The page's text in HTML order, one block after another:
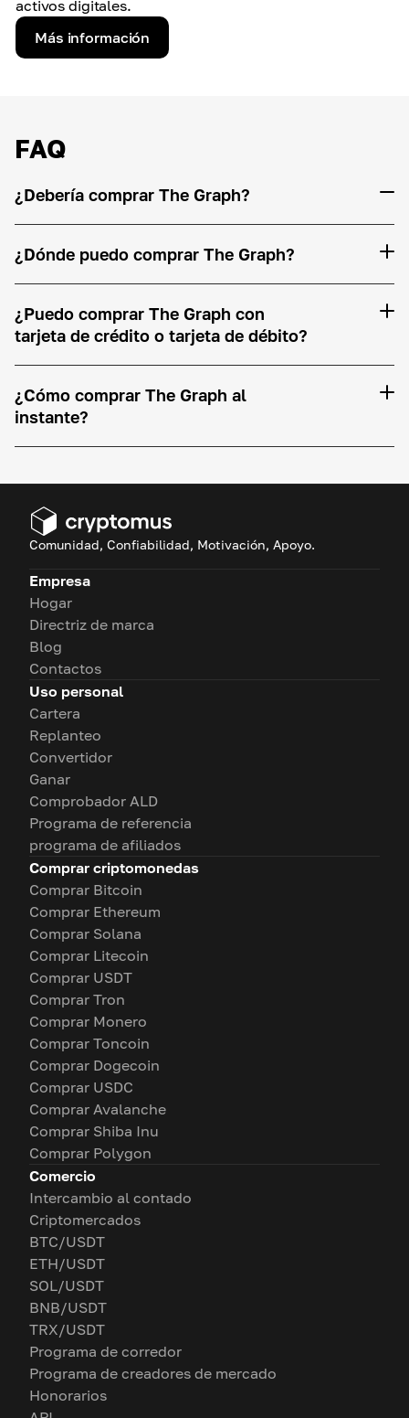
activos digitales.
Más información
FAQ
¿Debería comprar The Graph?
¿Dónde puedo comprar The Graph?
¿Puedo comprar The Graph con
tarjeta de crédito o tarjeta de débito?
¿Cómo comprar The Graph al
instante?
Comunidad, Confiabilidad, Motivación, Apoyo.
Empresa
Hogar
Directriz de marca
Blog
Contactos
Uso personal
Cartera
Replanteo
Convertidor
Ganar
Comprobador ALD
Programa de referencia
programa de afiliados
Comprar criptomonedas
Comprar Bitcoin
Comprar Ethereum
Comprar Solana
Comprar Litecoin
Comprar USDT
Comprar Tron
Comprar Monero
Comprar Toncoin
Comprar Dogecoin
Comprar USDC
Comprar Avalanche
Comprar Shiba Inu
Comprar Polygon
Comercio
Intercambio al contado
Criptomercados
BTC/USDT
ETH/USDT
SOL/USDT
BNB/USDT
TRX/USDT
Programa de corredor
Programa de creadores de mercado
Honorarios